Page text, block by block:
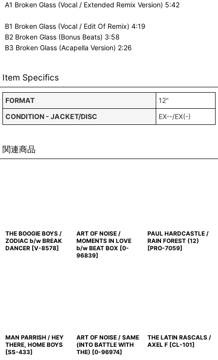
A1 Broken Glass (Vocal / Extended Remix Version) 5:42
B1 Broken Glass (Vocal / Edit Of Remix) 4:19
B2 Broken Glass (Bonus Beats) 3:58
B3 Broken Glass (Acapella Version) 2:26
Item Specifics
FORMAT
12"
CONDITION - JACKET/DISC
EX--/EX(-)
関連商品
THE BOOGIE BOYS /
ZODIAC b/w BREAK
DANCER [V-8578]
ART OF NOISE /
MOMENTS IN LOVE
b/w BEAT BOX [0-
96839]
PAUL HARDCASTLE /
RAIN FOREST (12)
[PRO-7059]
MAN PARRISH / HEY
THERE, HOME BOYS
[SS-433]
ART OF NOISE / SAME
(INTO BATTLE WITH
THE) [0-96974]
THE LATIN RASCALS /
AXEL F [CL-101]